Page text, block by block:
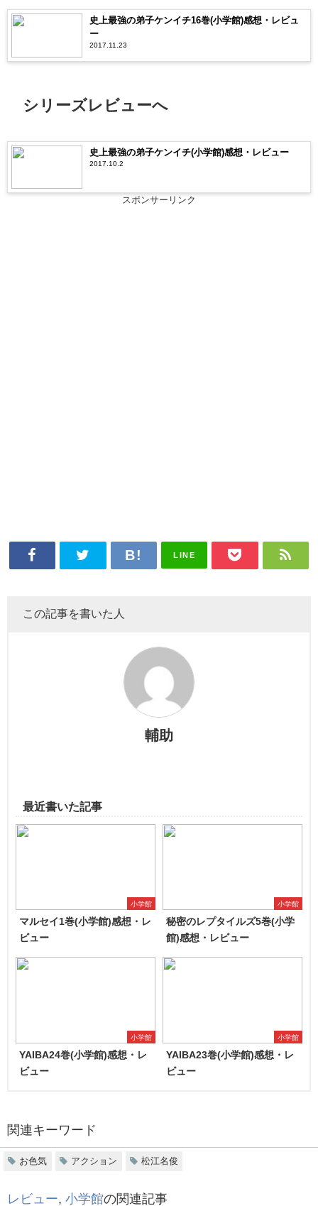
史上最強の弟子ケンイチ16巻(小学館)感想・レビュ
ー
2017.11.23
シリーズレビューへ
史上最強の弟子ケンイチ(小学館)感想・レビュー
2017.10.2
スポンサーリンク
LINE
この記事を書いた人
輔助
最近書いた記事
小学館
マルセイ1巻(小学館)感想・レ
ビュー
小学館
秘密のレプタイルズ5巻(小学
館)感想・レビュー
小学館
YAIBA24巻(小学館)感想・レ
ビュー
小学館
YAIBA23巻(小学館)感想・レ
ビュー
関連キーワード
お色気 アクション 松江名俊
レビュー, 小学館の関連記事